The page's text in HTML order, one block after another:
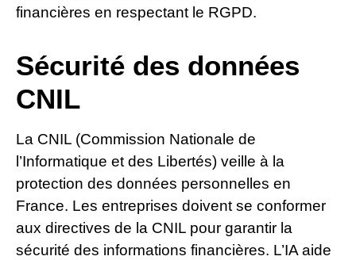
financières en respectant le RGPD.
Sécurité des données
CNIL
La CNIL (Commission Nationale de
l’Informatique et des Libertés) veille à la
protection des données personnelles en
France. Les entreprises doivent se conformer
aux directives de la CNIL pour garantir la
sécurité des informations financières. L’IA aide